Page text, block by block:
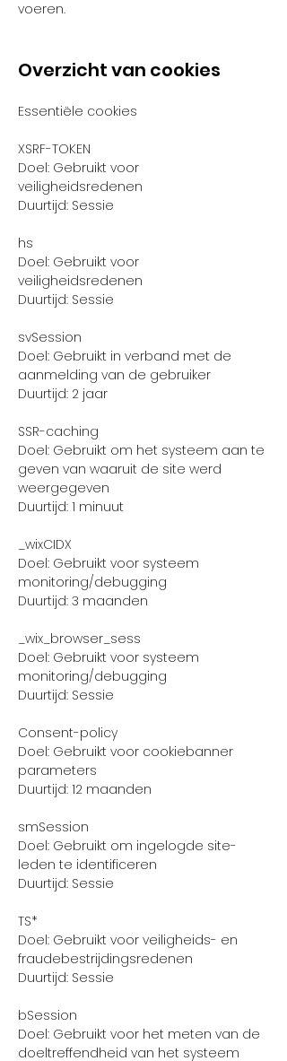
voeren.
Overzicht van cookies
Essentiële cookies
XSRF-TOKEN
Doel: Gebruikt voor
veiligheidsredenen
Duurtijd: Sessie
hs
Doel: Gebruikt voor
veiligheidsredenen
Duurtijd: Sessie
svSession
Doel: Gebruikt in verband met de
aanmelding van de gebruiker
Duurtijd: 2 jaar
SSR-caching
Doel: Gebruikt om het systeem aan te
geven van waaruit de site werd
weergegeven
Duurtijd: 1 minuut
_wixCIDX
Doel: Gebruikt voor systeem
monitoring/debugging
Duurtijd: 3 maanden
_wix_browser_sess
Doel: Gebruikt voor systeem
monitoring/debugging
Duurtijd: Sessie
Consent-policy
Doel: Gebruikt voor cookiebanner
parameters
Duurtijd: 12 maanden
smSession
Doel: Gebruikt om ingelogde site-
leden te identificeren
Duurtijd: Sessie
TS*
Doel: Gebruikt voor veiligheids- en
fraudebestrijdingsredenen
Duurtijd: Sessie
bSession
Doel: Gebruikt voor het meten van de
doeltreffendheid van het systeem